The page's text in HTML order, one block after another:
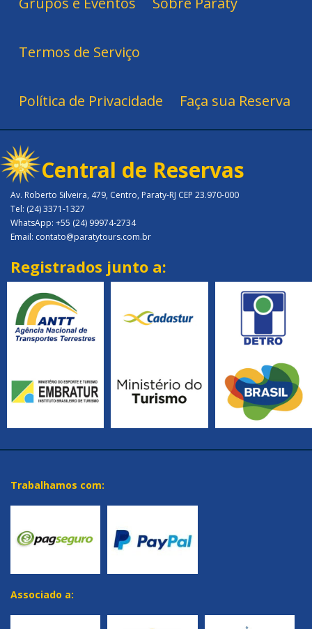
Termos de Serviço
Política de Privacidade Faça sua Reserva
Central de Reservas
Av. Roberto Silveira, 479, Centro, Paraty-RJ CEP 23.970-000
Tel: (24) 3371-1327
WhatsApp: +55 (24) 99974-2734
Email: contato@paratytours.com.br
Registrados junto a:
Trabalhamos com:
Associado a: